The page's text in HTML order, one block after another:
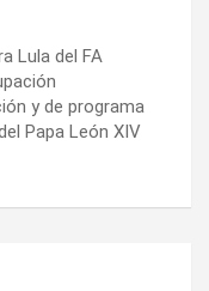
Lula del FA
y de programa
Papa León XIV